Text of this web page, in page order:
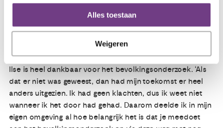
Alles toestaan
Weigeren
veranderen in kanker. Na de operatie hebben we de
oudste verteld dat er ook kanker gevonden was. Deze
aanpak heeft goed gewerkt voor ons gezin.’
Zonder bevolkingsonderzoek een andere toekomst
Ilse is heel dankbaar voor het bevolkingsonderzoek. ‘Als
dat er niet was geweest, dan had mijn toekomst er heel
anders uitgezien. Ik had geen klachten, dus ik weet niet
wanneer ik het door had gehad. Daarom deelde ik in mijn
eigen omgeving al hoe belangrijk het is dat je meedoet